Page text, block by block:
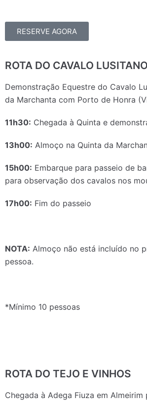
RESERVE AGORA
ROTA DO CAVALO LUSITANO
Demonstração Equestre do Cavalo
da Marchanta com Porto de Honra
11h30: Chegada à Quinta e
13h00: Almoço na Quinta da
15h00: Embarque para passeio de
para observação dos cavalos nos
17h00: Fim do passeio
NOTA: Almoço não está incluído no
pessoa.
*Mínimo 10 pessoas
ROTA DO TEJO E VINHOS
Chegada à Adega Fiuza em Almeirim